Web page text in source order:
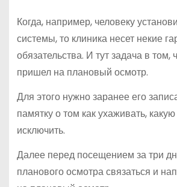
Когда, например, человеку
системы, то клиника несет некие
обязательства. И тут задача в том,
пришел на плановый осмотр.
Для этого нужно заранее его
памятку о том как ухаживать,
исключить.
Далее перед посещением за три
планового осмотра связаться и